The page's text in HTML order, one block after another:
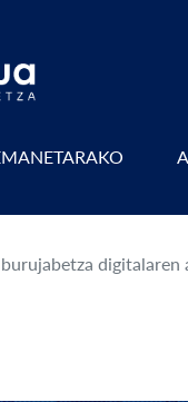
digitalaren